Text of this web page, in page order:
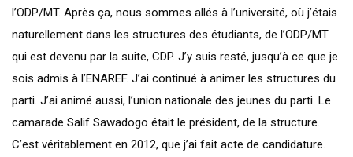
l’ODP/MT. Après ça, nous sommes allés à l’université, où j’étais
naturellement dans les structures des étudiants, de l’ODP/MT
qui est devenu par la suite, CDP. J’y suis resté, jusqu’à ce que je
sois admis à l’ENAREF. J’ai continué à animer les structures du
parti. J’ai animé aussi, l’union nationale des jeunes du parti. Le
camarade Salif Sawadogo était le président, de la structure.
C’est véritablement en 2012, que j’ai fait acte de candidature.